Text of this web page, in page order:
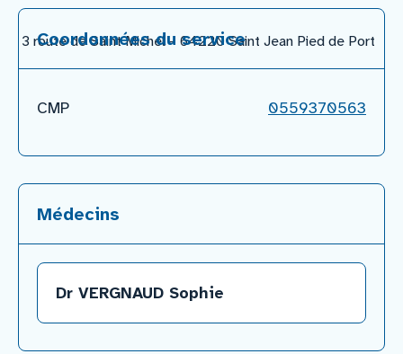
3 route de Saint Michel – 64220 Saint Jean Pied de Port
Coordonnées du service
CMP 0559370563
Médecins
Dr VERGNAUD Sophie